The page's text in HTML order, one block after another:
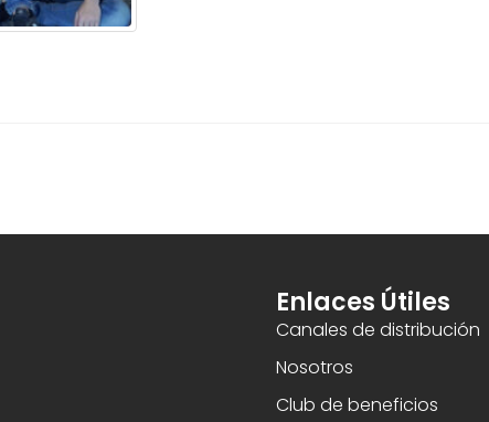
Enlaces Útiles
Canales de distribución
Nosotros
Club de beneficios